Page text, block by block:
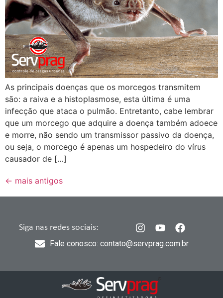
As principais doenças que os morcegos transmitem
são: a raiva e a histoplasmose, esta última é uma
infecção que ataca o pulmão. Entretanto, cabe lembrar
que um morcego que adquire a doença também adoece
e morre, não sendo um transmissor passivo da doença,
ou seja, o morcego é apenas um hospedeiro do vírus
causador de […]
← mais antigos
Siga nas redes sociais:
Fale conosco: contato@servprag.com.br